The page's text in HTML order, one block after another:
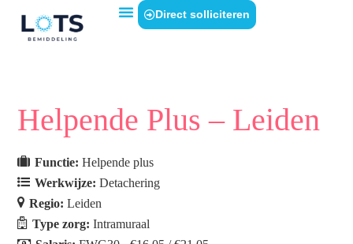
Direct solliciteren
Helpende Plus – Leiden
Functie:Helpende plus
Werkwijze:Detachering
Regio:Leiden
Type zorg:Intramuraal